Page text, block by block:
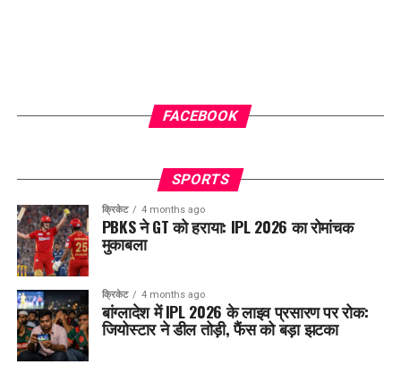
FACEBOOK
SPORTS
क्रिकेट 4 months ago
PBKS ने GT को हराया: IPL 2026 का रोमांचक
मुकाबला
क्रिकेट 4 months ago
बांग्लादेश में IPL 2026 के लाइव प्रसारण पर रोक:
जियोस्टार ने डील तोड़ी, फैंस को बड़ा झटका